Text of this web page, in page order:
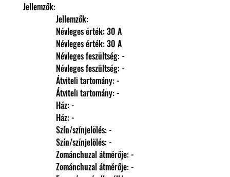
Jellemzők:
                Jellemzők:
                Névleges érték: 30 A
                Névleges érték: 30 A
                Névleges feszültség: -
                Névleges feszültség: -
                Átviteli tartomány: -
                Átviteli tartomány: -
                Ház: -
                Ház: -
                Szín/színjelölés: -
                Szín/színjelölés: -
                Zománchuzal átmérője: -
                Zománchuzal átmérője: -